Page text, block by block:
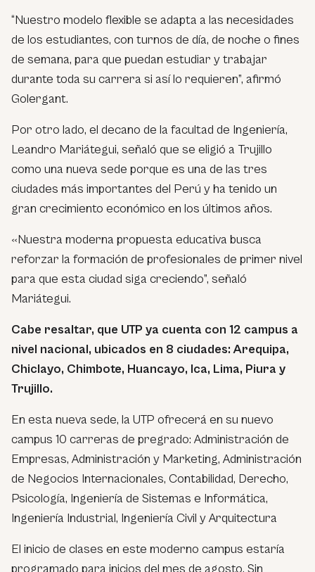
“Nuestro modelo flexible se adapta a las necesidades
de los estudiantes, con turnos de día, de noche o fines
de semana, para que puedan estudiar y trabajar
durante toda su carrera si así lo requieren”, afirmó
Golergant.
Por otro lado, el decano de la facultad de Ingeniería,
Leandro Mariátegui, señaló que se eligió a Trujillo
como una nueva sede porque es una de las tres
ciudades más importantes del Perú y ha tenido un
gran crecimiento económico en los últimos años.
«Nuestra moderna propuesta educativa busca
reforzar la formación de profesionales de primer nivel
para que esta ciudad siga creciendo”, señaló
Mariátegui.
Cabe resaltar, que UTP ya cuenta con 12 campus a
nivel nacional, ubicados en 8 ciudades: Arequipa,
Chiclayo, Chimbote, Huancayo, Ica, Lima, Piura y
Trujillo.
En esta nueva sede, la UTP ofrecerá en su nuevo
campus 10 carreras de pregrado: Administración de
Empresas, Administración y Marketing, Administración
de Negocios Internacionales, Contabilidad, Derecho,
Psicología, Ingeniería de Sistemas e Informática,
Ingeniería Industrial, Ingeniería Civil y Arquitectura
El inicio de clases en este moderno campus estaría
programado para inicios del mes de agosto. Sin